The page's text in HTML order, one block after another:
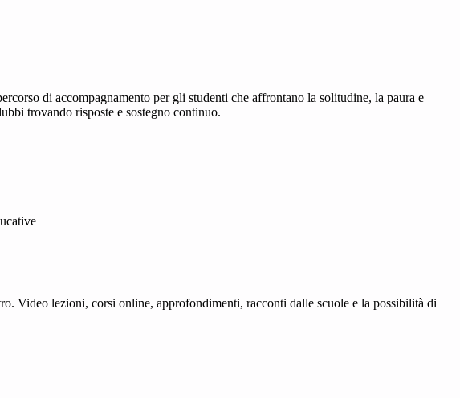
di accompagnamento per gli studenti che affrontano la solitudine, la paura e
trovando risposte e sostegno continuo.
Video lezioni, corsi online, approfondimenti, racconti dalle scuole e la possibilità di